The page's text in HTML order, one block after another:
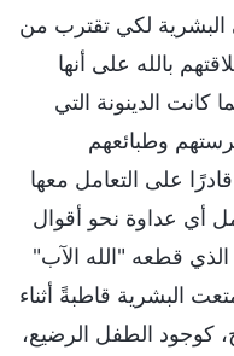
البشرية لكي تقترب من
بالله على أنها
كانت الدينونة التي
وطبائعهم
على التعامل معها
أي عداوة نحو أقوال
قطعه "الله الآب"
البشرية قاطبةً أثناء
كوجود الطفل الرضيع،